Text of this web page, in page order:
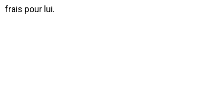
frais pour lui.